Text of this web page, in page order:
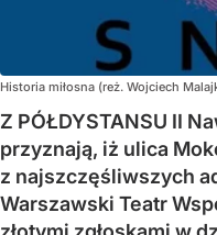
Historia miłosna (reż. Wojciech
Z PÓŁDYSTANSU II
przyznają, iż ulica
z najszczęśliwszych
Warszawski Teatr